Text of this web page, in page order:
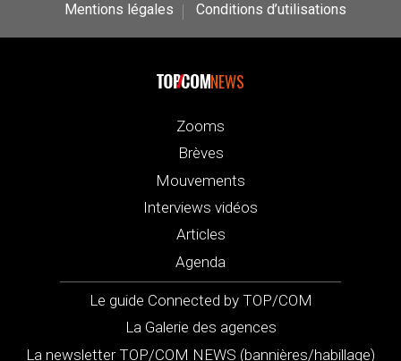
Mentions légales
Conditions d’utilisations
NEWS
Zooms
Brèves
Mouvements
Interviews vidéos
Articles
Agenda
Le guide Connected by TOP/COM
La Galerie des agences
La newsletter TOP/COM NEWS (bannières/habillage)